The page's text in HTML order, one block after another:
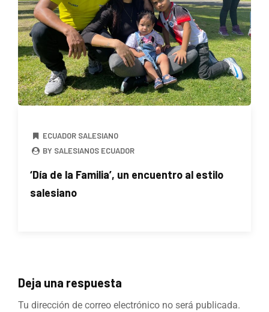
ECUADOR SALESIANO
BY SALESIANOS ECUADOR
‘Día de la Familia’, un encuentro al estilo
salesiano
Deja una respuesta
Tu dirección de correo electrónico no será publicada.